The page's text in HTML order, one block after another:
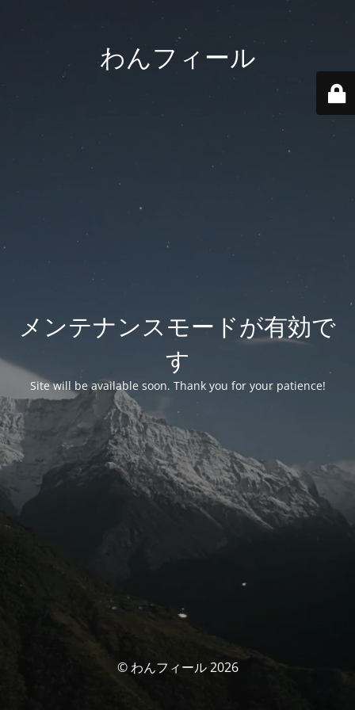
わんフィール
メンテナンスモードが有効で
す
Site will be available soon. Thank you for your patience!
© わんフィール 2026